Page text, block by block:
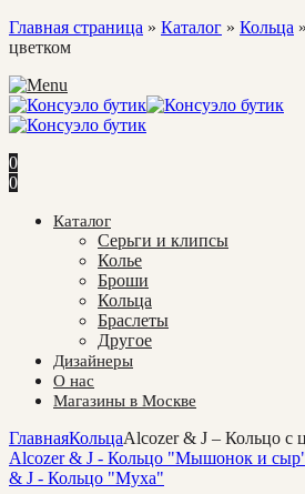
Главная страница » Каталог » Кольца »
цветком
0
0
Каталог
Cерьги и клипсы
Колье
Броши
Кольца
Браслеты
Другое
Дизайнеры
О нас
Магазины в Москве
ГлавнаяКольцаAlcozer & J – Кольцо с
Alcozer & J - Кольцо "Мышонок и
& J - Кольцо "Муха"